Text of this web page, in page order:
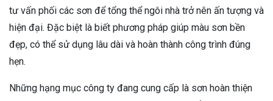
tư vấn phối các sơn để tổng thể ngôi nhà trở nên ấn tượng và
hiện đại. Đặc biệt là biết phương pháp giúp màu sơn bền
đẹp, có thể sử dụng lâu dài và hoàn thành công trình đúng
hẹn.
Những hạng mục công ty đang cung cấp là sơn hoàn thiện